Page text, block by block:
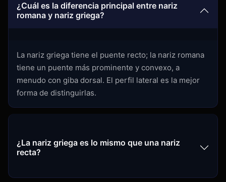
¿Cuál es la diferencia principal entre nariz
romana y nariz griega?
La nariz griega tiene el puente recto; la nariz romana
tiene un puente más prominente y convexo, a
menudo con giba dorsal. El perfil lateral es la mejor
forma de distinguirlas.
¿La nariz griega es lo mismo que una nariz
recta?